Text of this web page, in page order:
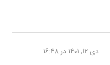
دی 12, 1401 در 16:48